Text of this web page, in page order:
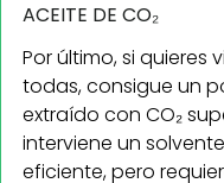
ACEITE DE CO₂
Por último, si quieres
todas, consigue un
extraído con CO₂
interviene un
eficiente, pero